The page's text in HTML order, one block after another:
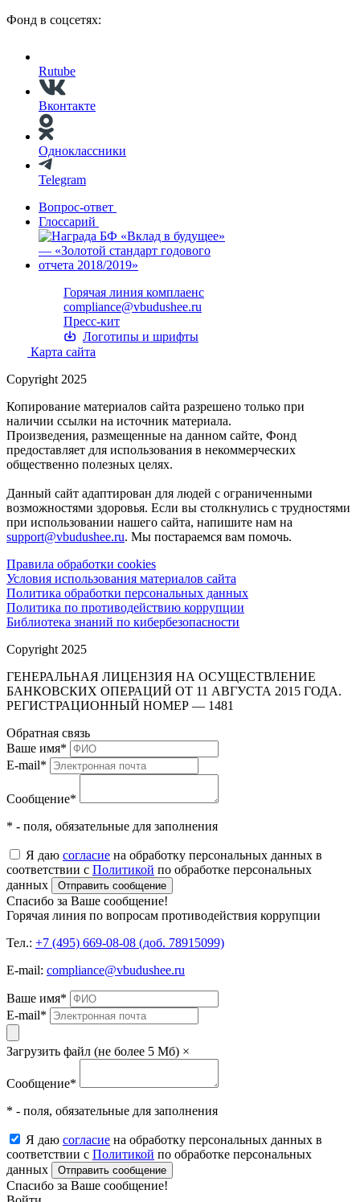
Фонд в соцсетях:
Rutube
Вконтакте
Одноклассники
Telegram
Вопрос-ответ
Глоссарий
Горячая линия комплаенс
compliance@vbudushee.ru
Пресс-кит
Логотипы и шрифты
Карта сайта
Copyright 2025
Копирование материалов сайта разрешено только при
наличии ссылки на источник материала.
Произведения, размещенные на данном сайте, Фонд
предоставляет для использования в некоммерческих
общественно полезных целях.
Данный сайт адаптирован для людей с ограниченными
возможностями здоровья. Если вы столкнулись с трудностями
при использовании нашего сайта, напишите нам на
support@vbudushee.ru. Мы постараемся вам помочь.
Правила обработки cookies
Условия использования материалов сайта
Политика обработки персональных данных
Политика по противодействию коррупции
Библиотека знаний по кибербезопасности
Copyright 2025
ГЕНЕРАЛЬНАЯ ЛИЦЕНЗИЯ НА ОСУЩЕСТВЛЕНИЕ
БАНКОВСКИХ ОПЕРАЦИЙ ОТ 11 АВГУСТА 2015 ГОДА.
РЕГИСТРАЦИОННЫЙ НОМЕР — 1481
Обратная связь
Ваше имя*
E-mail*
Сообщение*
* - поля, обязательные для заполнения
Я даю согласие на обработку персональных данных в
соответствии с Политикой по обработке персональных
данных
Отправить сообщение
Спасибо за Ваше сообщение!
Горячая линия по вопросам противодействия коррупции
Тел.: +7 (495) 669-08-08 (доб. 78915099)
E-mail: compliance@vbudushee.ru
Ваше имя*
E-mail*
Загрузить файл (не более 5 Мб) ×
Сообщение*
* - поля, обязательные для заполнения
Я даю согласие на обработку персональных данных в
соответствии с Политикой по обработке персональных
данных
Отправить сообщение
Спасибо за Ваше сообщение!